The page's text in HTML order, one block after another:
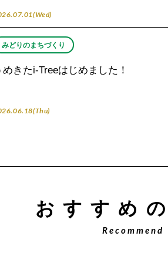
みどりのまちづくり
めきたi-Treeはじめました！
おすすめ
Recommend